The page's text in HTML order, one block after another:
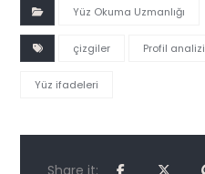
Yüz Okuma Uzmanlığı
çizgiler Profil analizi
Yüz ifadeleri